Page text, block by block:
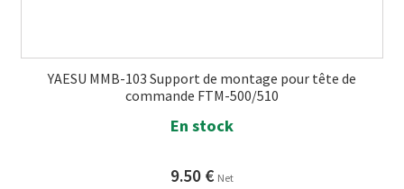
YAESU MMB-103 Support de montage pour tête de
commande FTM-500/510
En stock
9.50 € Net